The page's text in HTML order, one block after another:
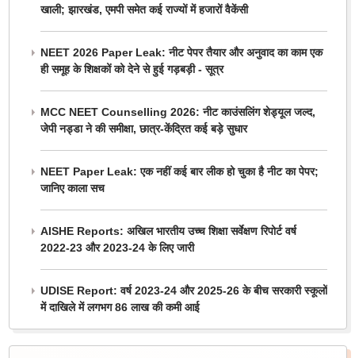
खाली; झारखंड, एमपी समेत कई राज्यों में हजारों वैकेंसी
NEET 2026 Paper Leak: नीट पेपर तैयार और अनुवाद का काम एक
ही समूह के शिक्षकों को देने से हुई गड़बड़ी - सूत्र
MCC NEET Counselling 2026: नीट काउंसलिंग शेड्यूल जल्द,
जेपी नड्डा ने की समीक्षा, छात्र-केंद्रित कई बड़े सुधार
NEET Paper Leak: एक नहीं कई बार लीक हो चुका है नीट का पेपर;
जानिए काला सच
AISHE Reports: अखिल भारतीय उच्च शिक्षा सर्वेक्षण रिपोर्ट वर्ष
2022-23 और 2023-24 के लिए जारी
UDISE Report: वर्ष 2023-24 और 2025-26 के बीच सरकारी स्कूलों
में दाखिले में लगभग 86 लाख की कमी आई